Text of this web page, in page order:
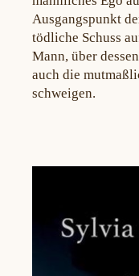
Ausgangspunkt
tödliche Schuss
Mann, über
auch die
schweigen.